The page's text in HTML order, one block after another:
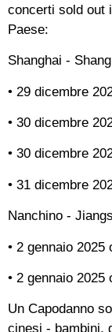
concerti sold out
Paese:
Shanghai -
• 29 dicembre
• 30 dicembre
• 30 dicembre
• 31 dicembre
Nanchino -
• 2 gennaio 2025
• 2 gennaio 2025
Un Capodanno
cinesi - bambini,